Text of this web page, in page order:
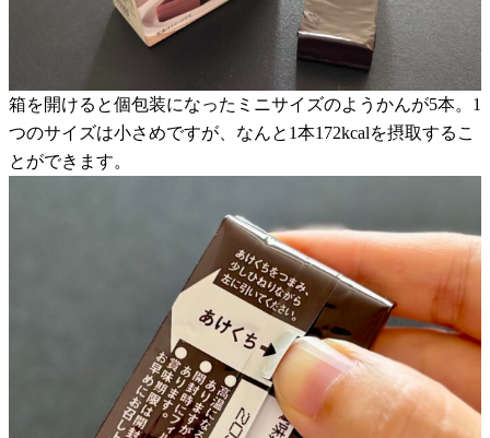
箱を開けると個包装になったミニサイズのようかんが5本。1
つのサイズは小さめですが、なんと1本172kcalを摂取するこ
とができます。